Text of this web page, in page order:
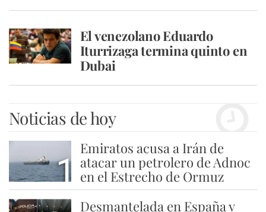
El venezolano Eduardo
Iturrizaga termina quinto en
Dubai
Noticias de hoy
1
Emiratos acusa a Irán de
atacar un petrolero de Adnoc
en el Estrecho de Ormuz
Desmantelada en España y